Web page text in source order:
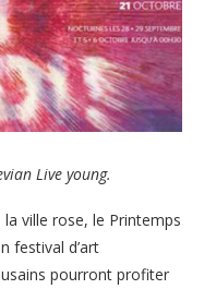
Live young.
ville rose, le Printemps
festival d’art
pourront profiter